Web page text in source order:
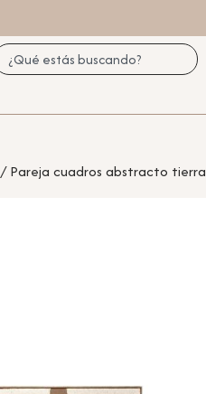
/ Pareja cuadros abstracto tierra